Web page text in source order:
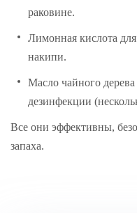
раковине.
Лимонная кислота
накипи.
Масло чайного
дезинфекции
Все они эффективны,
запаха.